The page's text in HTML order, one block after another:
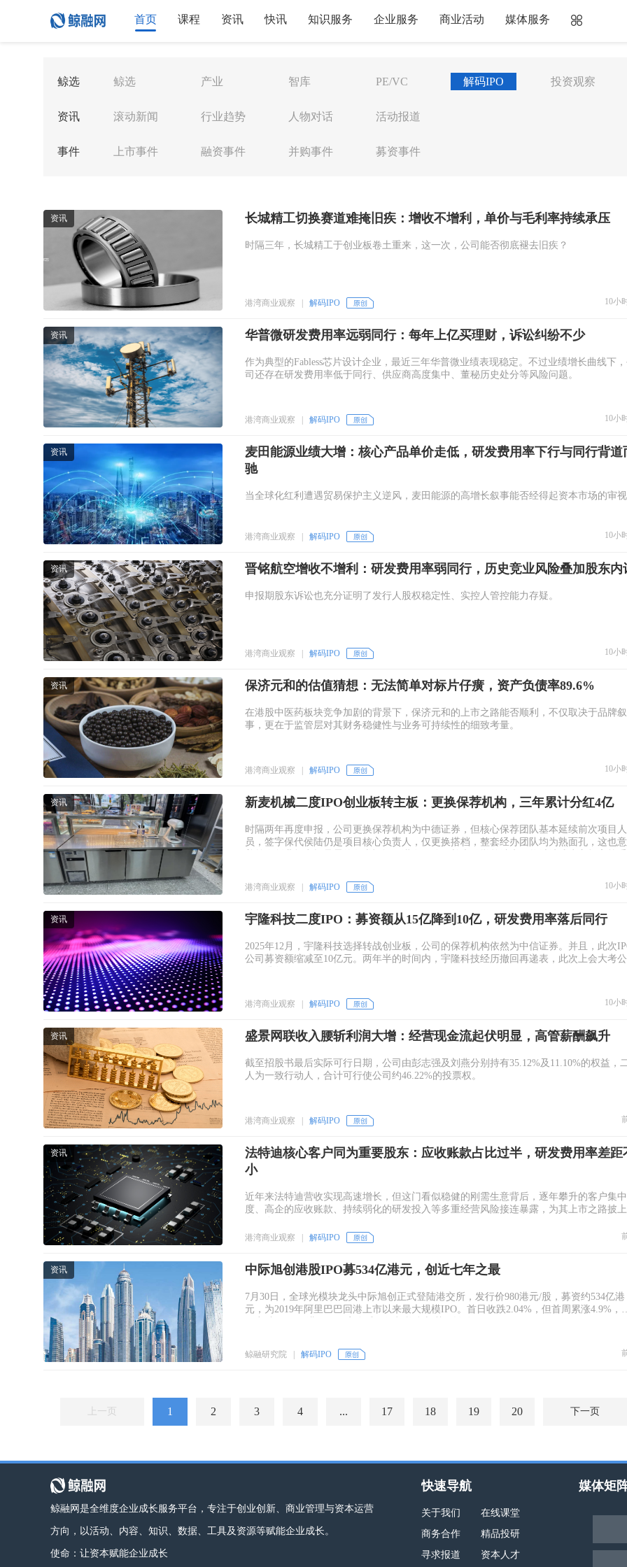
首页 课程 资讯 快讯 知识服务 企业服务 商业活动 媒体服务
鲸选 鲸选 产业 智库 PE/VC 解码IPO 投资观察
资讯 滚动新闻 行业趋势 人物对话 活动报道
事件 上市事件 融资事件 并购事件 募资事件
资讯 长城精工切换赛道难掩旧疾：增收不增利，单价与毛利率持续承压
时隔三年，长城精工于创业板卷土重来，这一次，公司能否彻底褪去旧疾？
港湾商业观察 解码IPO 10小
资讯 华普微研发费用率远弱同行：每年上亿买理财，诉讼纠纷不少
作为典型的Fabless芯片设计企业，最近三年华普微业绩表现稳定。不过业绩增长曲线下
司还存在研发费用率低于同行、供应商高度集中、董秘历史处分等风险问题。
港湾商业观察 解码IPO 10小
资讯
麦田能源业绩大增：核心产品单价走低，研发费用率下行与同行背道
驰
当全球化红利遭遇贸易保护主义逆风，麦田能源的高增长叙事能否经得起资本市场的审视
港湾商业观察 解码IPO 10小
资讯 晋铭航空增收不增利：研发费用率弱同行，历史竞业风险叠加股东内
申报期股东诉讼也充分证明了发行人股权稳定性、实控人管控能力存疑。
港湾商业观察 解码IPO 10小
资讯 保济元和的估值猜想：无法简单对标片仔癀，资产负债率89.6%
在港股中医药板块竞争加剧的背景下，保济元和的上市之路能否顺利，不仅取决于品牌叙
事，更在于监管层对其财务稳健性与业务可持续性的细致考量。
港湾商业观察 解码IPO 10小
资讯 新麦机械二度IPO创业板转主板：更换保荐机构，三年累计分红4亿
时隔两年再度申报，公司更换保荐机构为中德证券，但核心保荐团队基本延续前次项目人
员，签字保代侯陆仍是项目核心负责人，仅更换搭档，整套经办团队均为熟面孔，这也
港湾商业观察 解码IPO 10小
资讯 宇隆科技二度IPO：募资额从15亿降到10亿，研发费用率落后同行
2025年12月，宇隆科技选择转战创业板，公司的保荐机构依然为中信证券。并且，此次
公司募资额缩减至10亿元。两年半的时间内，宇隆科技经历撤回再递表，此次上会大考
港湾商业观察 解码IPO 10小
资讯 盛景网联收入腰斩利润大增：经营现金流起伏明显，高管薪酬飙升
截至招股书最后实际可行日期，公司由彭志强及刘燕分别持有35.12%及11.10%的权益，
人为一致行动人，合计可行使公司约46.22%的投票权。
港湾商业观察 解码IPO
资讯
法特迪核心客户同为重要股东：应收账款占比过半，研发费用率差距
小
近年来法特迪营收实现高速增长，但这门看似稳健的刚需生意背后，逐年攀升的客户集中
度、高企的应收账款、持续弱化的研发投入等多重经营风险接连暴露，为其上市之路披
港湾商业观察 解码IPO
资讯 中际旭创港股IPO募534亿港元，创近七年之最
7月30日，全球光模块龙头中际旭创正式登陆港交所，发行价980港元/股，募资约534亿港
元，为2019年阿里巴巴回港上市以来最大规模IPO。首日收跌2.04%，但首周累涨4.9%，
鲸融研究院 解码IPO
上一页 1 2 3 4 ... 17 18 19 20 下一页
鲸融网是全维度企业成长服务平台，专注于创业创新、商业管理与资本运营
方向，以活动、内容、知识、数据、工具及资源等赋能企业成长。
使命：让资本赋能企业成长
快速导航
关于我们
商务合作
寻求报道
在线课堂
精品投研
资本人才
媒体矩